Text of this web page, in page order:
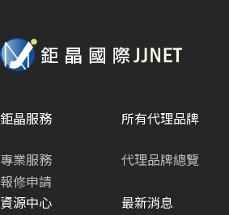
鉅晶服務
專業服務
報修申請
所有代理品牌
代理品牌總覽
資源中心
最新消息